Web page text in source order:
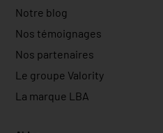
Notre blog
Nos témoignages
Nos partenaires
Le groupe Valority
La marque LBA